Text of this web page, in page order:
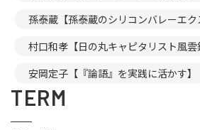
孫泰蔵【孫泰蔵のシリコンバレーエク
村口和孝【日の丸キャピタリスト風雲
安岡定子【『論語』を実践に活かす】
TERM